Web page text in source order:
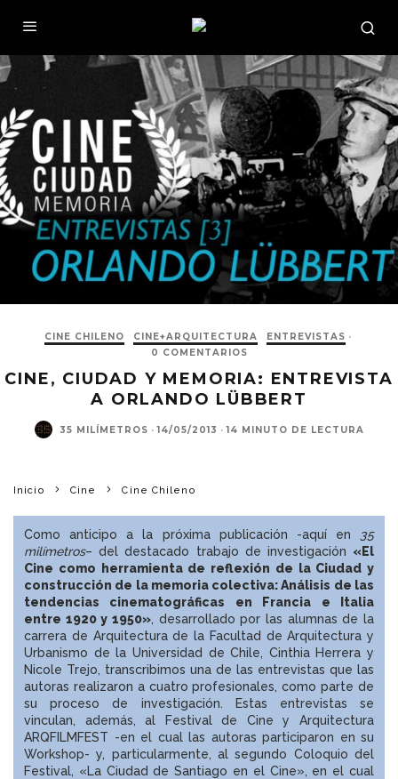
CINE CHILENO CINE+ARQUITECTURA ENTREVISTAS ·
0 COMENTARIOS
CINE, CIUDAD Y MEMORIA: ENTREVISTA
A ORLANDO LÜBBERT
35 MILÍMETROS · 14/05/2013 · 14 MINUTO DE LECTURA
Inicio Cine Cine Chileno
Como anticipo a la próxima publicación -aquí en
35
milímetros– del destacado trabajo de investigación «El
Cine como herramienta de reflexión de la Ciudad y
construcción de la memoria colectiva: Análisis de las
tendencias cinematográficas en Francia e Italia
entre 1920 y 1950», desarrollado por las alumnas de la
carrera de Arquitectura de la Facultad de Arquitectura y
Urbanismo de la Universidad de Chile, Cinthia Herrera y
Nicole Trejo, transcribimos una de las entrevistas que las
autoras realizaron a cuatro profesionales, como parte de
su proceso de investigación. Estas entrevistas se
vinculan, además, al Festival de Cine y Arquitectura
ARQFILMFEST -en el cual las autoras participaron en su
Workshop- y, particularmente, al segundo Coloquio del
Festival, «La Ciudad de Santiago en el Cine», en el cual